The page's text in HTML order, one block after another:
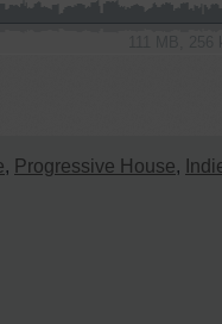
, Progressive House,